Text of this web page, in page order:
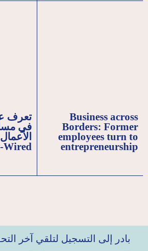
Business across
Borders: Former
employees turn to
entrepreneurship
تعرف
في
Wired
بادر إلى التسجيل لتلقي آخر